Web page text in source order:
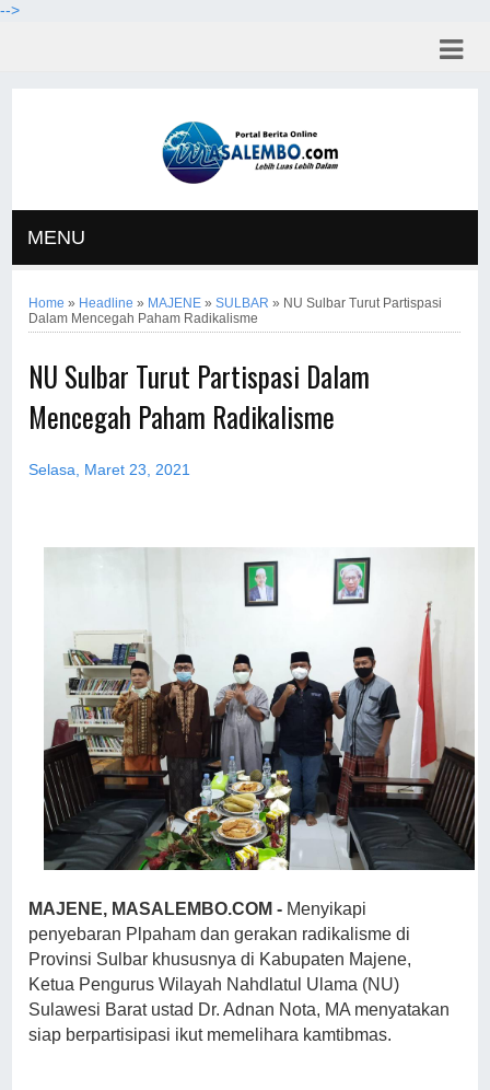
-->
MENU
Home » Headline » MAJENE »SULBAR » NU Sulbar Turut Partispasi
Dalam Mencegah Paham Radikalisme
NU Sulbar Turut Partispasi Dalam
Mencegah Paham Radikalisme
Selasa, Maret 23, 2021
MAJENE, MASALEMBO.COM - Menyikapi
penyebaran Plpaham dan gerakan radikalisme di
Provinsi Sulbar khususnya di Kabupaten Majene,
Ketua Pengurus Wilayah Nahdlatul Ulama (NU)
Sulawesi Barat ustad Dr. Adnan Nota, MA menyatakan
siap berpartisipasi ikut memelihara kamtibmas.